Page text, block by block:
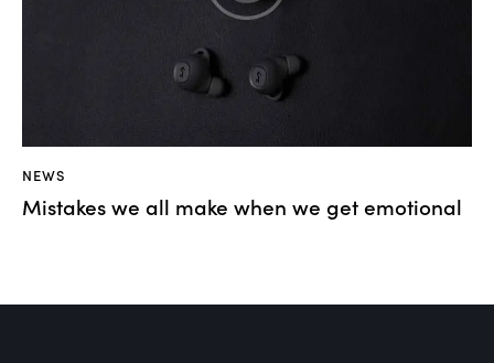
NEWS
Mistakes we all make when we get emotional